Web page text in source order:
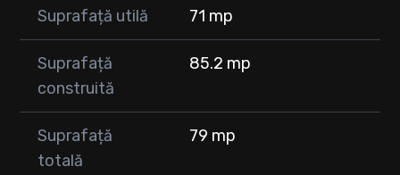
Suprafață utilă 71 mp
Suprafață
construită
85.2 mp
Suprafață
totală
79 mp